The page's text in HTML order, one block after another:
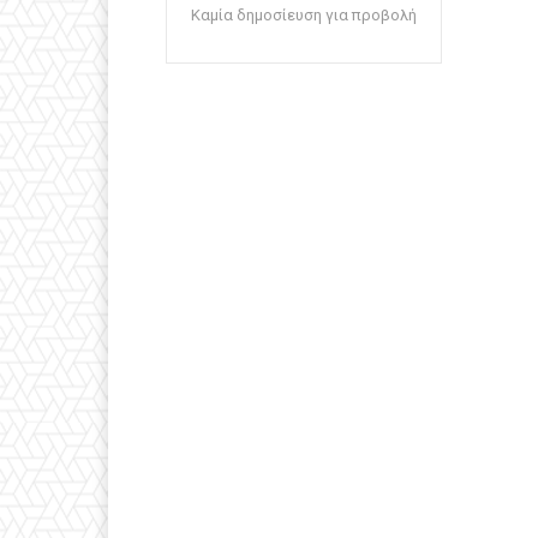
Καμία δημοσίευση για προβολή